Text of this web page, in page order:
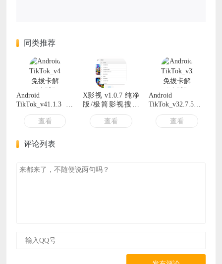
同类推荐
Android
TikTok_v41.1.3 免
拔卡解锁全球版
查看
X影视 v1.0.7 纯净
版/极简影视搜索
查看
Android
TikTok_v32.7.5免
拔卡解锁全球版
查看
评论列表